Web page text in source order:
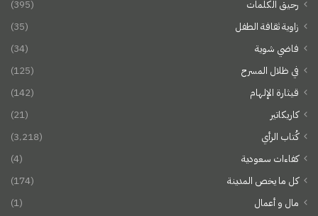
رحيق الكلمات
(395)
زاوية ثقافة الطفل
(35)
فاضي شوية
(34)
في ظلال المسرح
(125)
قيثارة الإلهام
(142)
كاريكاتير
(21)
كُتاب الرأي
(3٬218)
كفاءات سعودية
(4)
كل ما يخص المدينة
(174)
مال و أعمال
(1)